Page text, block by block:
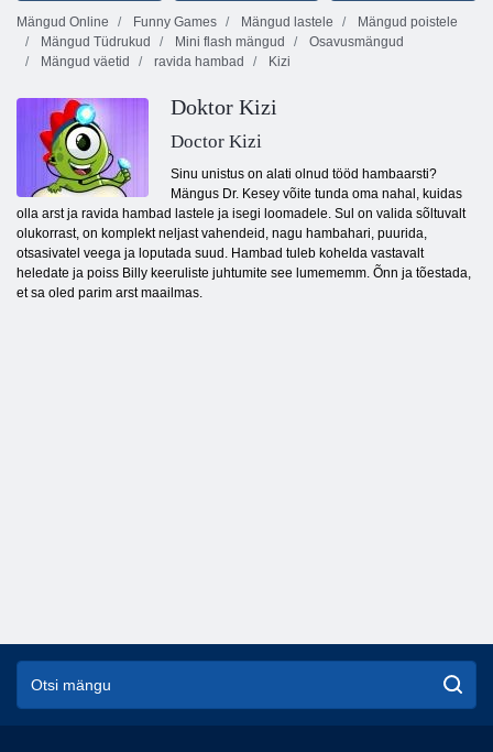
Mängud Online
Funny Games Mängud lastele
Mängud poistele
Mängud Tüdrukud
Mini flash mängud
Osavusmängud
Mängud väetid
ravida hambad Kizi
Doktor Kizi
Doctor Kizi
Sinu unistus on alati olnud tööd hambaarsti?
Mängus Dr. Kesey võite tunda oma nahal, kuidas
olla arst ja ravida hambad lastele ja isegi loomadele. Sul on valida sõltuvalt
olukorrast, on komplekt neljast vahendeid, nagu hambahari, puurida,
otsasivatel veega ja loputada suud. Hambad tuleb kohelda vastavalt
heledate ja poiss Billy keeruliste juhtumite see lumememm. Õnn ja tõestada,
et sa oled parim arst maailmas.